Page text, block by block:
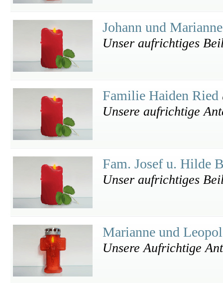
Johann und
Unser aufrichtiges
Familie Haiden Ried
Unsere aufrichtige
Fam. Josef u. Hilde
Unser aufrichtiges
Marianne und
Unsere Aufrichtige